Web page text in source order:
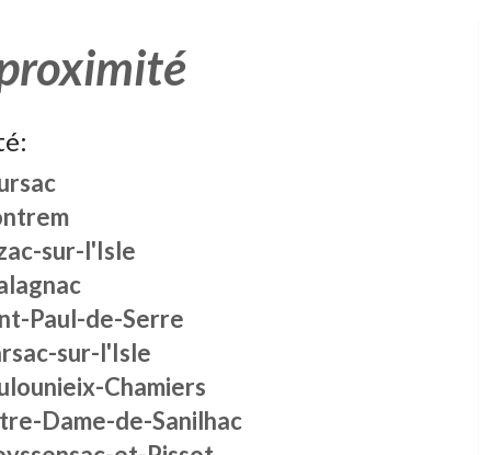
sur-l'Isle
Paul-de-Serre
sur-l'Isle
Chamiers
Dame-de-Sanilhac